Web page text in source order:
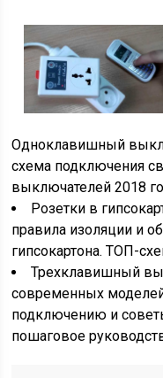
Одноклавишный
схема подключения
выключателей 2018
Розетки в
правила изоляции и
гипсокартона. ТОП-
Трехклавишный
современных
подключению и
пошаговое